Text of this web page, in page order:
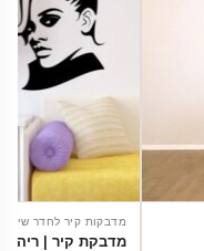
מדבקות קיר לחדר שינה
מדבקת קיר |